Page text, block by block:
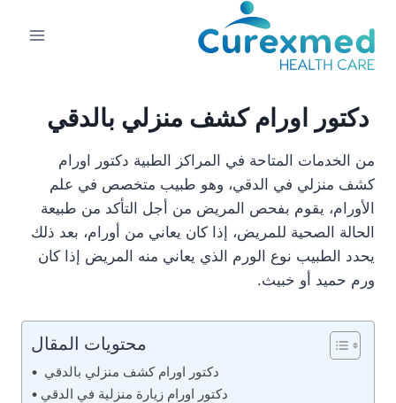
المحتوى
دكتور اورام كشف منزلي بالدقي
من الخدمات المتاحة في المراكز الطبية دكتور اورام
كشف منزلي في الدقي، وهو طبيب متخصص في علم
الأورام، يقوم بفحص المريض من أجل التأكد من طبيعة
الحالة الصحية للمريض، إذا كان يعاني من أورام، بعد ذلك
يحدد الطبيب نوع الورم الذي يعاني منه المريض إذا كان
ورم حميد أو خبيث.
محتويات المقال
دكتور اورام كشف منزلي بالدقي
دكتور اورام زيارة منزلية في الدقي